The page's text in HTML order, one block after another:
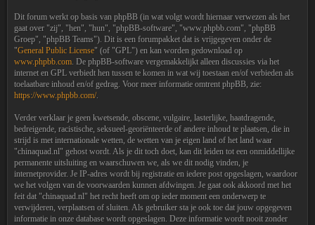
Dit forum werkt op basis van phpBB (in wat volgt wordt hiernaar verwezen als het
gaat over "zij", "hen", "hun", "phpBB-software", "www.phpbb.com", "phpBB
Groep", "phpBB Teams"). Dit is een forumpakket dat is vrijgegeven onder de
"General Public License" (of "GPL") en kan worden gedownload op
www.phpbb.com. De phpBB-software vergemakkelijkt alleen discussies via het
internet en GPL verbiedt hen tussen te komen in wat wij toestaan en/of verbieden als
toelaatbare inhoud en/of gedrag. Voor meer informatie omtrent phpBB, zie:
https://www.phpbb.com/.
Verder verklaar je geen kwetsende, obscene, vulgaire, lasterlijke, haatdragende,
bedreigende, racistische, seksueel-georiënteerde of andere inhoud te plaatsen, die in
strijd is met internationale wetten, de wetten van je eigen land of het land waar
"chinaquad.nl" gehost wordt. Als je dit toch doet, kan dit leiden tot een onmiddellijke
permanente uitsluiting en waarschuwen we, als we dit nodig vinden, je
internetprovider. Je IP-adres wordt bij registratie en iedere post opgeslagen, waardoor
we het volgen van de voorwaarden kunnen afdwingen. Je gaat ook akkoord met het
feit dat "chinaquad.nl" het recht heeft om op ieder moment een onderwerp te
verwijderen, verplaatsen of sluiten. Als gebruiker sta je ook toe dat jouw opgegeven
informatie in onze database wordt opgeslagen. Deze informatie wordt nooit zonder